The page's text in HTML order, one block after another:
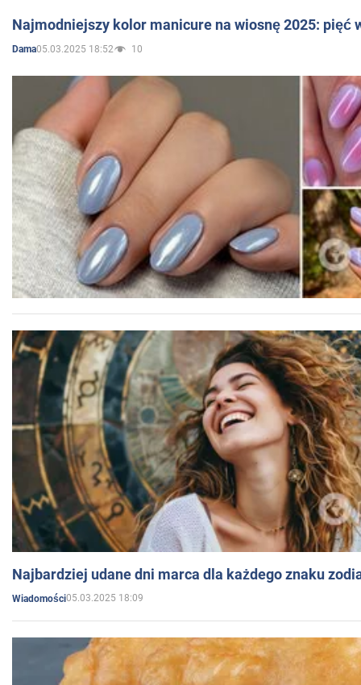
Najmodniejszy kolor manicure na wiosnę 2025: pięć
Dama05.03.2025 18:52 10
Najbardziej udane dni marca dla każdego znaku
Wiadomości05.03.2025 18:09